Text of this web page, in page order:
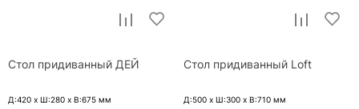
Стол придиванный ДЕЙ
Д:420 x Ш:280 x В:675 мм
Стол придиванный Loft
Д:500 x Ш:300 x В:710 мм